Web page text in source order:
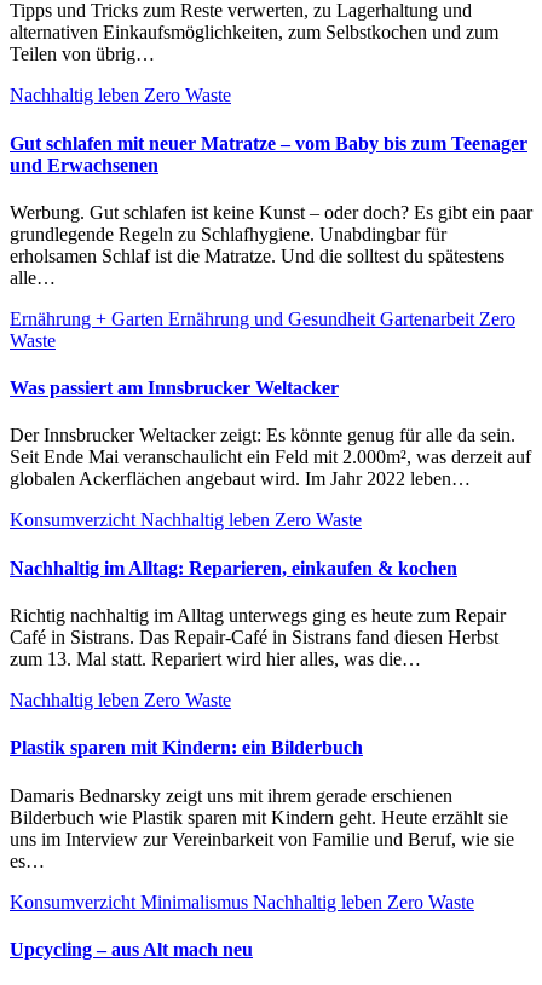
Tipps und Tricks zum Reste verwerten, zu Lagerhaltung und
alternativen Einkaufsmöglichkeiten, zum Selbstkochen und zum
Teilen von übrig…
Nachhaltig leben Zero Waste
Gut schlafen mit neuer Matratze – vom Baby bis zum Teenager
und Erwachsenen
Werbung. Gut schlafen ist keine Kunst – oder doch? Es gibt ein paar
grundlegende Regeln zu Schlafhygiene. Unabdingbar für
erholsamen Schlaf ist die Matratze. Und die solltest du spätestens
alle…
Ernährung + Garten Ernährung und Gesundheit Gartenarbeit Zero
Waste
Was passiert am Innsbrucker Weltacker
Der Innsbrucker Weltacker zeigt: Es könnte genug für alle da sein.
Seit Ende Mai veranschaulicht ein Feld mit 2.000m², was derzeit auf
globalen Ackerflächen angebaut wird. Im Jahr 2022 leben…
KonsumverzichtNachhaltig leben Zero Waste
Nachhaltig im Alltag: Reparieren, einkaufen & kochen
Richtig nachhaltig im Alltag unterwegs ging es heute zum Repair
Café in Sistrans. Das Repair-Café in Sistrans fand diesen Herbst
zum 13. Mal statt. Repariert wird hier alles, was die…
Nachhaltig leben Zero Waste
Plastik sparen mit Kindern: ein Bilderbuch
Damaris Bednarsky zeigt uns mit ihrem gerade erschienen
Bilderbuch wie Plastik sparen mit Kindern geht. Heute erzählt sie
uns im Interview zur Vereinbarkeit von Familie und Beruf, wie sie
es…
Konsumverzicht Minimalismus Nachhaltig leben Zero Waste
Upcycling – aus Alt mach neu